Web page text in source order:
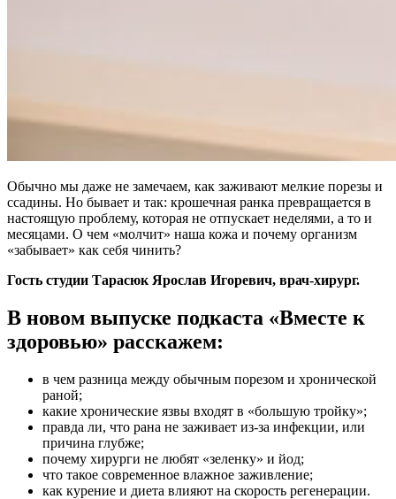
Обычно мы даже не замечаем, как заживают мелкие порезы и
ссадины. Но бывает и так: крошечная ранка превращается в
настоящую проблему, которая не отпускает неделями, а то и
месяцами. О чем «молчит» наша кожа и почему организм
«забывает» как себя чинить?
Гость студии Тарасюк Ярослав Игоревич, врач-хирург.
В новом выпуске подкаста «Вместе к
здоровью» расскажем:
в чем разница между обычным порезом и хронической
раной;
какие хронические язвы входят в «большую тройку»;
правда ли, что рана не заживает из-за инфекции, или
причина глубже;
почему хирурги не любят «зеленку» и йод;
что такое современное влажное заживление;
как курение и диета влияют на скорость регенерации.